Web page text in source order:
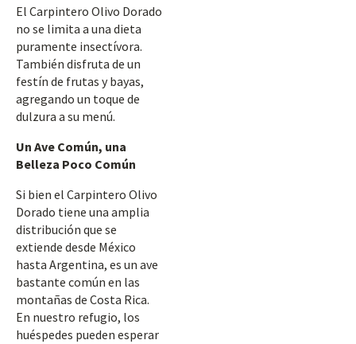
El Carpintero Olivo Dorado
no se limita a una dieta
puramente insectívora.
También disfruta de un
festín de frutas y bayas,
agregando un toque de
dulzura a su menú.
Un Ave Común, una
Belleza Poco Común
Si bien el Carpintero Olivo
Dorado tiene una amplia
distribución que se
extiende desde México
hasta Argentina, es un ave
bastante común en las
montañas de Costa Rica.
En nuestro refugio, los
huéspedes pueden esperar